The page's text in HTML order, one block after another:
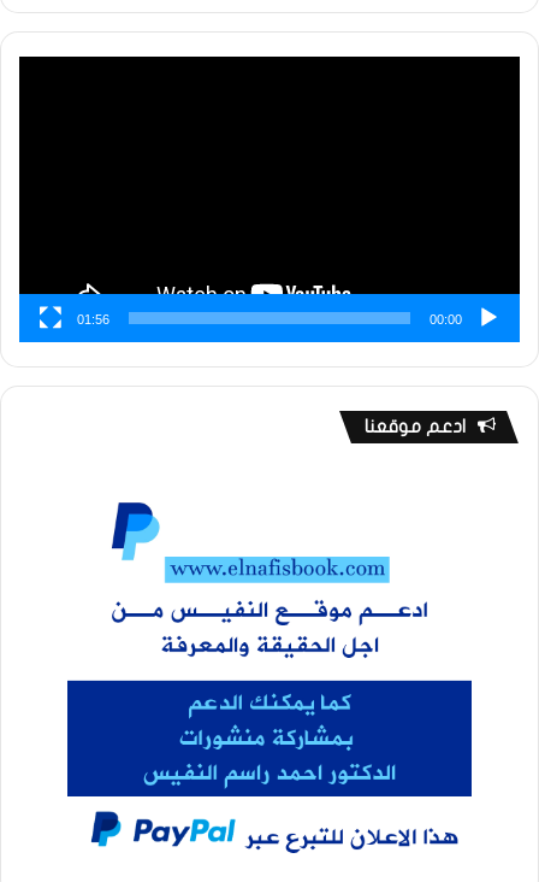
00:00
01:56
ادعم موقعنا